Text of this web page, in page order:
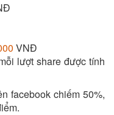
VNĐ
lượt share được tính
facebook chiếm 50%,